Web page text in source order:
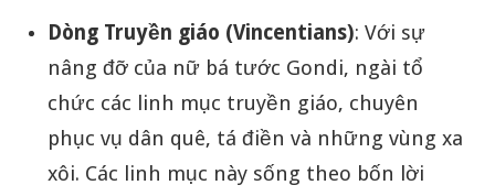
Dòng Truyền giáo (Vincentians): Với sự
nâng đỡ của nữ bá tước Gondi, ngài tổ
chức các linh mục truyền giáo, chuyên
phục vụ dân quê, tá điền và những vùng xa
xôi. Các linh mục này sống theo bốn lời